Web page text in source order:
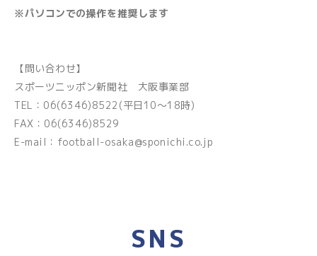
※パソコンでの操作を推奨します
【問い合わせ】
スポーツニッポン新聞社 大阪事業部
TEL：06(6346)8522(平日10～18時)
FAX：06(6346)8529
E-mail： football-osaka@sponichi.co.jp
SNS